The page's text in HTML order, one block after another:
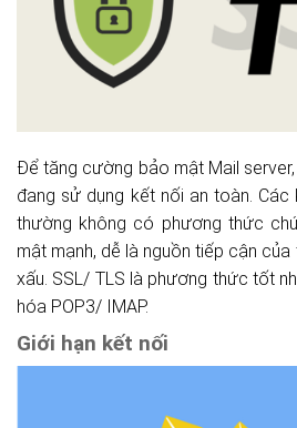
Để tăng cường bảo mật Mail
đang sử dụng kết nối an toàn. Các
thường không có phương thức
mật mạnh, dễ là nguồn tiếp cận
xấu. SSL/ TLS là phương thức tốt
hóa POP3/ IMAP.
Giới hạn kết nối